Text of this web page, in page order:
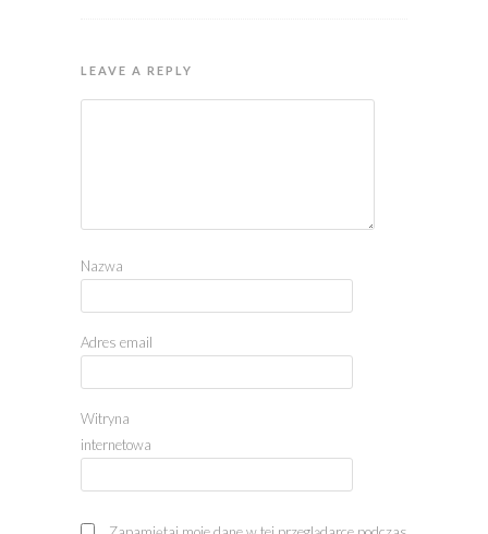
LEAVE A REPLY
Nazwa
Adres email
Witryna
internetowa